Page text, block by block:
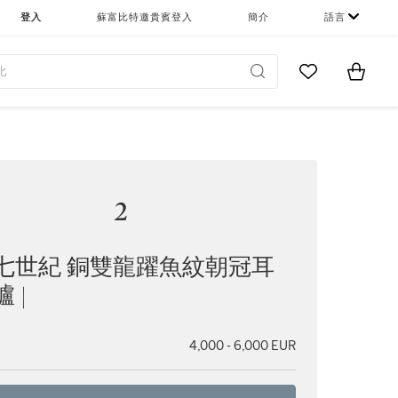
登入 蘇富比特邀貴賓登入 簡介 語言
Go to MyItems
2
世紀 銅雙龍躍魚紋朝冠耳
|
4,000 - 6,000 EUR